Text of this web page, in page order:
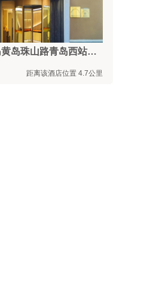
如家旗下-青岛黄岛珠山路青岛西站睿柏·云酒店
距离该酒店位置 4.7公里